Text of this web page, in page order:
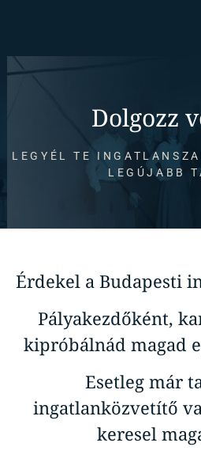
Dolgozz
LEGYÉL TE
LEGÚJABB
Érdekel a Budapesti
Pályakezdőként,
kipróbálnád magad
Esetleg már
ingatlanközvetítő
keresel